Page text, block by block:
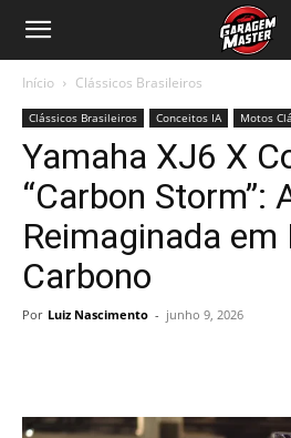
Garagem
Início Clássicos Brasileiros
Clássicos Brasileiros Conceitos IA Motos
Yamaha XJ6 X
“Carbon Storm”:
Reimaginada em
Carbono
Por Luiz Nascimento - junho 9, 2026